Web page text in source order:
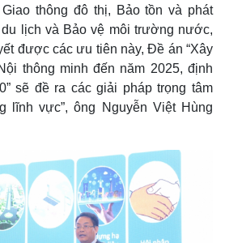
thông đô thị, Bảo tồn và phát
lịch và Bảo vệ môi trường nước,
được các ưu tiên này, Đề án “Xây
thông minh đến năm 2025, định
sẽ đề ra các giải pháp trọng tâm
lĩnh vực”, ông Nguyễn Việt Hùng